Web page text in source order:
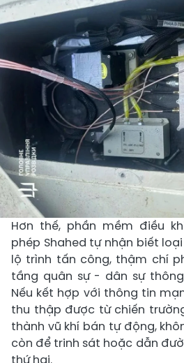
Hơn thế, phần mềm điều
phép Shahed tự nhận biết
lộ trình tấn công, thậm chí
tầng quân sự - dân sự
Nếu kết hợp với thông tin
thu thập được từ chiến
thành vũ khí bán tự động,
còn để trinh sát hoặc dẫn